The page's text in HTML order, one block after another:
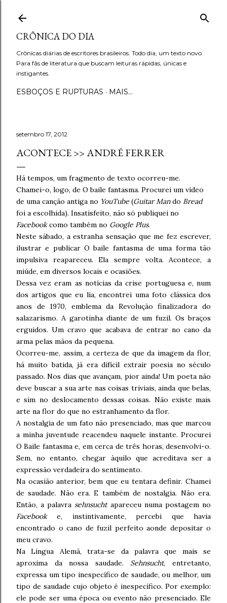
CRÔNICA DO DIA
Crônicas diárias de escritores brasileiros. Todo dia, um texto novo.
Para fãs de literatura que buscam leituras rápidas, únicas e
instigantes.
ESBOÇOS E RUPTURAS MAIS…
setembro 17, 2012
ACONTECE >> ANDRÉ FERRER
Há tempos, um fragmento de texto ocorreu-me.
Chamei-o, logo, de O baile fantasma. Procurei um vídeo
de uma canção antiga no YouTube (Guitar Mando Bread
foi a escolhida). Insatisfeito, não só publiquei no
Facebookcomo também no Google Plus.
Neste sábado, a estranha sensação que me fez escrever,
ilustrar e publicar O baile fantasma de uma forma tão
impulsiva reapareceu. Ela sempre volta. Acontece, a
miúde, em diversos locais e ocasiões.
Dessa vez eram as notícias da crise portuguesa e, num
dos artigos que eu lia, encontrei uma foto clássica dos
anos de 1970, emblema da Revolução finalizadora do
salazarismo. A garotinha diante de um fuzil. Os braços
erguidos. Um cravo que acabava de entrar no cano da
arma pelas mãos da pequena.
Ocorreu-me, assim, a certeza de que da imagem da flor,
há muito batida, já era difícil extrair poesia no século
passado. Nos dias que avançam, pior ainda! Um poeta não
deve buscar a sua arte nas coisas triviais, ainda que belas,
e sim no deslocamento dessas coisas. Não existe mais
arte na flor do que no estranhamento da flor.
A nostalgia de um fato não presenciado, mas que marcou
a minha juventude reacendeu naquele instante. Procurei
O Baile fantasma e, em cerca de três horas, desenvolvi-o.
Sem, no entanto, chegar àquilo que acreditava ser a
expressão verdadeira do sentimento.
Na ocasião anterior, bem que eu tentara definir. Chamei
de saudade. Não era. E também de nostalgia. Não era.
Então, a palavra sehnsuchtapareceu numa postagem no
Facebooke, instintivamente, percebi que havia
encontrado o cano de fuzil perfeito aonde depositar o
meu cravo.
Na Língua Alemã, trata-se da palavra que mais se
aproxima da nossa saudade. Sehnsucht, entretanto,
expressa um tipo inespecífico de saudade, ou melhor, um
tipo de saudade cujo objeto é inespecífico. Por exemplo:
ele pode ser uma época ou evento não presenciado. Ele